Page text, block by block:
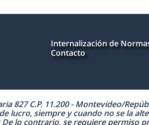
Internalización de
Contacto
827 C.P. 11.200 - Montevideo/
lucro, siempre y cuando no se la
lo contrario, se requiere permiso